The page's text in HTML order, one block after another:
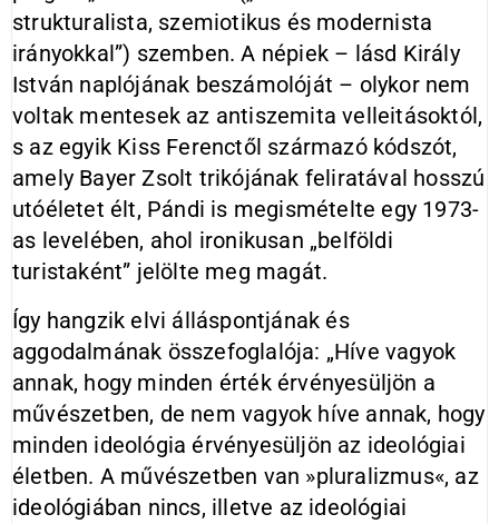
strukturalista, szemiotikus és modernista
irányokkal”) szemben. A népiek – lásd Király
István naplójának beszámolóját – olykor nem
voltak mentesek az antiszemita velleitásoktól,
s az egyik Kiss Ferenctől származó kódszót,
amely Bayer Zsolt trikójának feliratával hosszú
utóéletet élt, Pándi is megismételte egy 1973-
as levelében, ahol ironikusan „belföldi
turistaként” jelölte meg magát.
Így hangzik elvi álláspontjának és
aggodalmának összefoglalója: „Híve vagyok
annak, hogy minden érték érvényesüljön a
művészetben, de nem vagyok híve annak, hogy
minden ideológia érvényesüljön az ideológiai
életben. A művészetben van »pluralizmus«, az
ideológiában nincs, illetve az ideológiai